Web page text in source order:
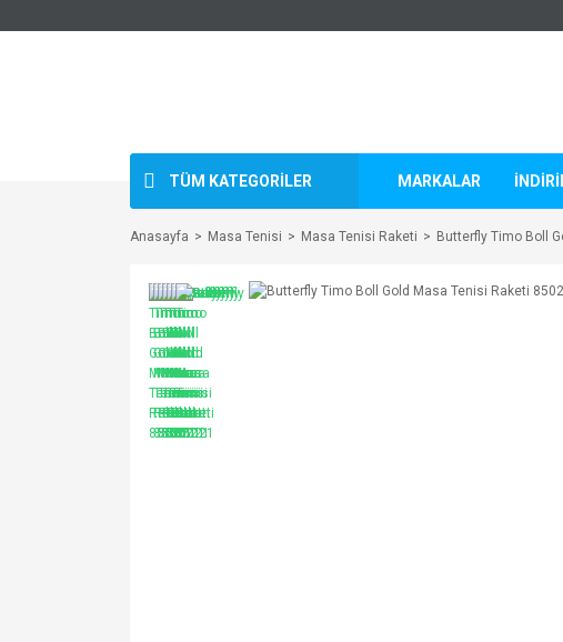
TÜM KATEGORİLER MARKALAR
Anasayfa Masa Tenisi Masa Tenisi Raketi Butterfly Timo Boll